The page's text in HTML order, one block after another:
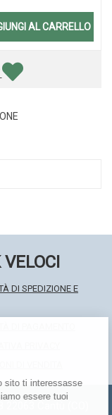
AL CARRELLO
DI SPEDIZIONE E
Cantù (CO)